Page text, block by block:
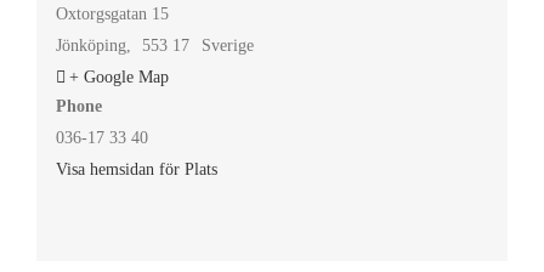
Oxtorgsgatan 15
Jönköping
553 17
Sverige
+ Google Map
Phone
036-17 33 40
Visa hemsidan för Plats